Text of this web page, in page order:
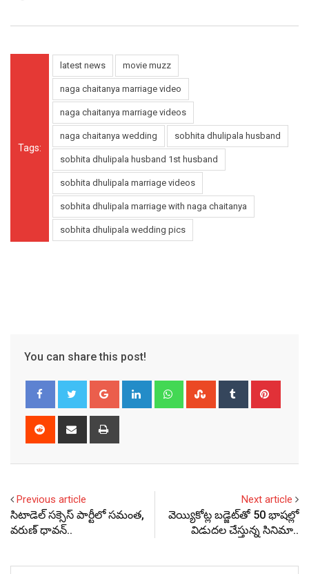
Tags:
latest news movie muzz
naga chaitanya marriage video
naga chaitanya marriage videos
naga chaitanya wedding sobhita dhulipala husband
sobhita dhulipala husband 1st husband
sobhita dhulipala marriage videos
sobhita dhulipala marriage with naga chaitanya
sobhita dhulipala wedding pics
You can share this post!
Google+ LinkedIn WhatsappStumbleUpon
Tumblr
Reddit
Share
Previous article
సిటాడెల్ సక్సెస్ పార్టీలో సమంత,
వరుణ్ ధావన్..
Next article
వెయ్యికోట్ల బడ్జెట్‌తో 50 భాషల్లో
విడుదల చేస్తున్న సినిమా..